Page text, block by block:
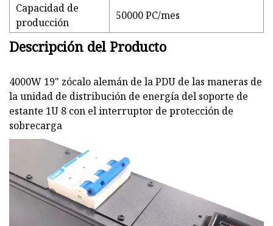
Capacidad de
producción
50000 PC/mes
Descripción del Producto
4000W 19" zócalo alemán de la PDU de las maneras de
la unidad de distribución de energía del soporte de
estante 1U 8 con el interruptor de protección de
sobrecarga